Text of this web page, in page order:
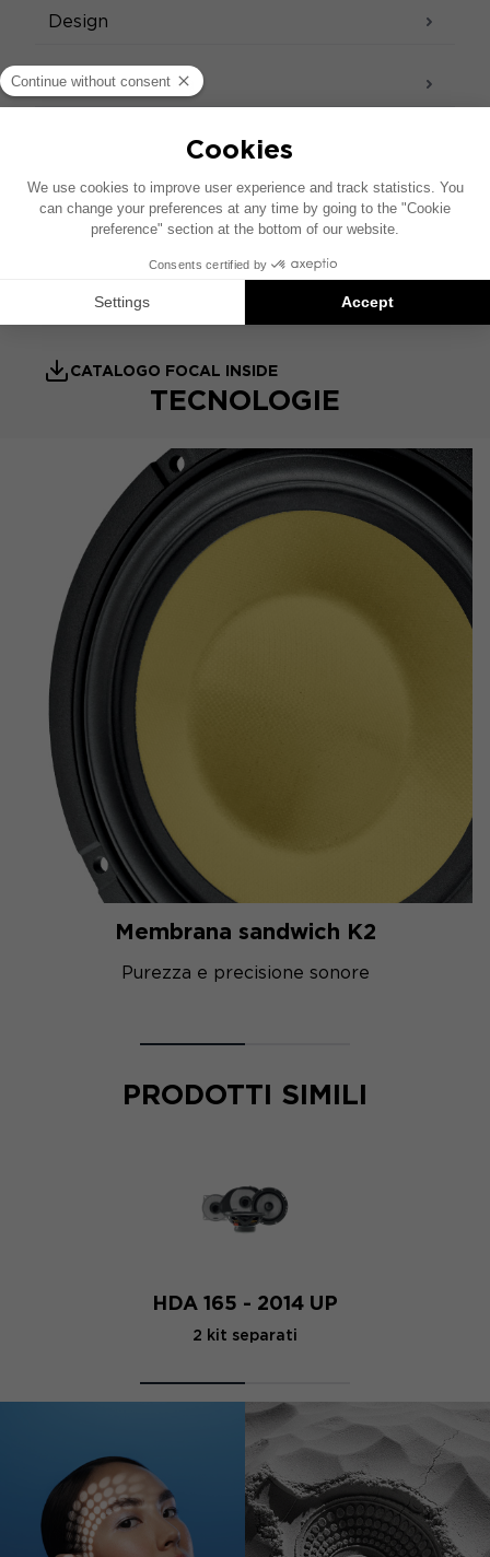
Design
Suono - Acustica
Accessori inclusi
MANUALE UTENTE
CATALOGO FOCAL INSIDE
TECNOLOGIE
Membrana sandwich K2
Purezza e precisione sonore
PRODOTTI SIMILI
HDA 165 - 2014 UP
2 kit separati